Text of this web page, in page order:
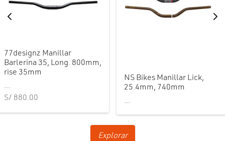
77designz Manillar
Barlerina 35, Long. 800mm,
rise 35mm
...
S/ 880.00
NS Bikes Manillar Lick,
25.4mm, 740mm
...
Explorar